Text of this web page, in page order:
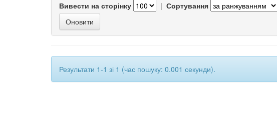
Вивести на сторінку | Сортування
Результати 1-1 зі 1 (час пошуку: 0.001 секунди).